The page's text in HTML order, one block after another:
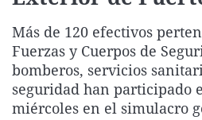
Más de 120 efectivos
Fuerzas y Cuerpos de
bomberos, servicios
seguridad han participado
miércoles en el simulacro